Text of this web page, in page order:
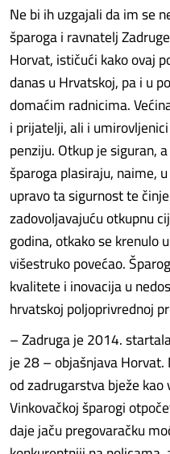
Ne bi ih uzgajali da im se
šparoga i ravnatelj
Horvat, ističući kako ovaj
danas u Hrvatskoj, pa i u
domaćim radnicima.
i prijatelji, ali i
penziju. Otkup je siguran,
šparoga plasiraju, naime,
upravo ta sigurnost te
zadovoljavajuću otkupnu
godina, otkako se krenulo
višestruko povećao.
kvalitete i inovacija u
hrvatskoj poljoprivrednoj
– Zadruga je 2014.
je 28 – objašnjava
od zadrugarstva bježe
Vinkovačkoj šparogi
daje jaču pregovaračku